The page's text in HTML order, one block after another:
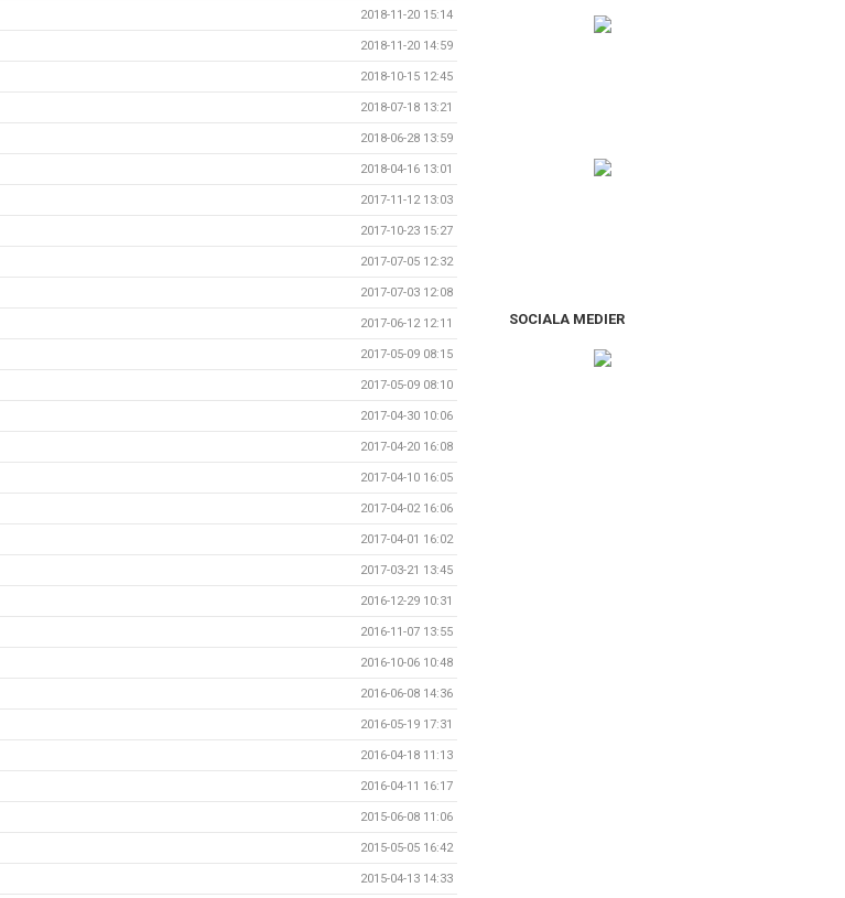
2018-11-20 15:14
2018-11-20 14:59
2018-10-15 12:45
2018-07-18 13:21
2018-06-28 13:59
2018-04-16 13:01
2017-11-12 13:03
2017-10-23 15:27
2017-07-05 12:32
2017-07-03 12:08
2017-06-12 12:11
2017-05-09 08:15
2017-05-09 08:10
2017-04-30 10:06
2017-04-20 16:08
2017-04-10 16:05
2017-04-02 16:06
2017-04-01 16:02
2017-03-21 13:45
2016-12-29 10:31
2016-11-07 13:55
2016-10-06 10:48
2016-06-08 14:36
2016-05-19 17:31
2016-04-18 11:13
2016-04-11 16:17
2015-06-08 11:06
2015-05-05 16:42
2015-04-13 14:33
SOCIALA MEDIER